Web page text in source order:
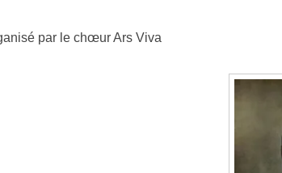
par le chœur Ars Viva